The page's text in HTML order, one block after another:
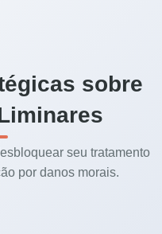
sobre
seu tratamento
por danos morais.